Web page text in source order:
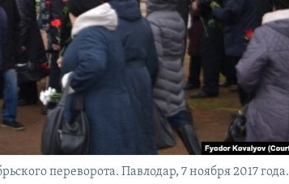
переворота. Павлодар, 7 ноября 2017 года.